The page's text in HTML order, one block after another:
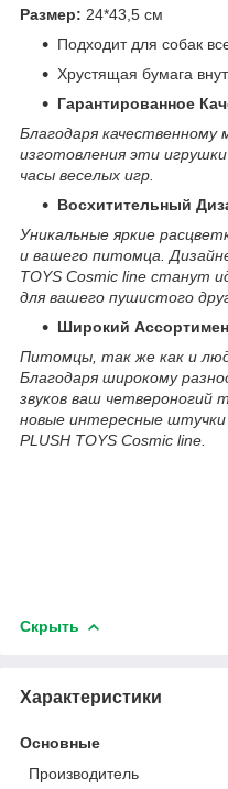
Размер: 24*43,5 см
Подходит для собак
Хрустящая бумага
Гарантированное
Благодаря
изготовления эти
часы веселых игр.
Восхитительный
Уникальные яркие
и вашего питомца.
TOYS Cosmic line станут
для вашего пушистого
Широкий
Питомцы, так же как и
Благодаря широкому
звуков ваш четвероногий
новые интересные штучки
PLUSH TOYS Cosmic line.
Скрыть
Характеристики
Основные
Производитель